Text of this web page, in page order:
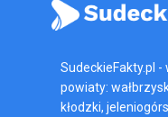
SudeckieFakty.pl
powiaty:
kłodzki,